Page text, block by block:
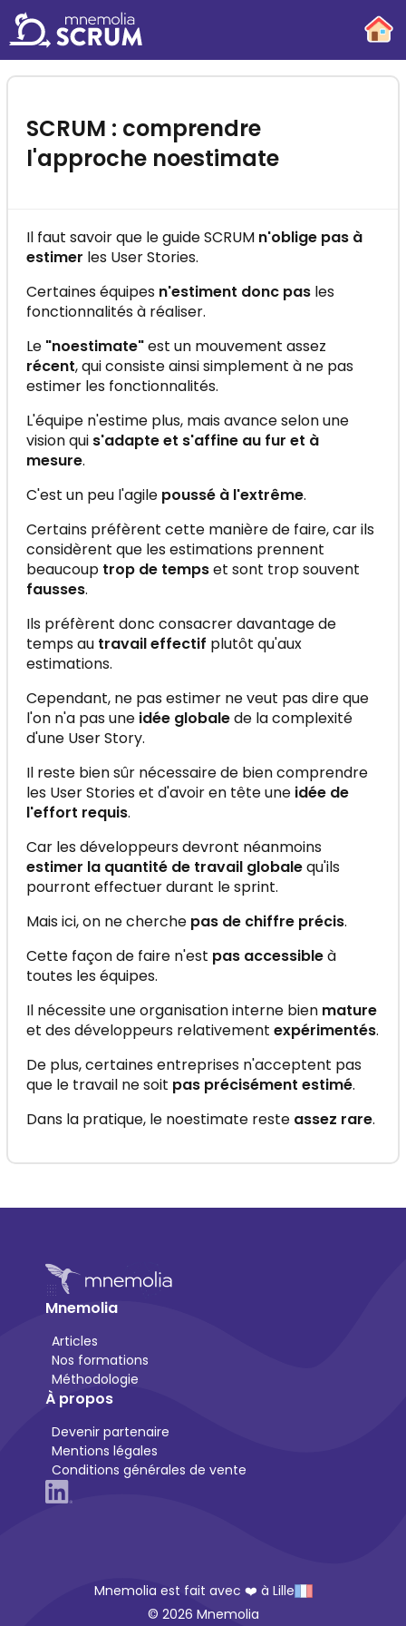
SCRUM : comprendre
l'approche noestimate
Il faut savoir que le guide SCRUM n'oblige pas à
estimer les User Stories.
Certaines équipes n'estiment donc pas les
fonctionnalités à réaliser.
Le "noestimate"est un mouvement assez
récent, qui consiste ainsi simplement à ne pas
estimer les fonctionnalités.
L'équipe n'estime plus, mais avance selon une
vision qui s'adapte et s'affine au fur et à
mesure.
C'est un peu l'agile poussé à l'extrême.
Certains préfèrent cette manière de faire, car ils
considèrent que les estimations prennent
beaucoup trop de tempset sont trop souvent
fausses.
Ils préfèrent donc consacrer davantage de
temps au travail effectif plutôt qu'aux
estimations.
Cependant, ne pas estimer ne veut pas dire que
l'on n'a pas une idée globalede la complexité
d'une User Story.
Il reste bien sûr nécessaire de bien comprendre
les User Stories et d'avoir en tête une idée de
l'effort requis.
Car les développeurs devront néanmoins
estimer la quantité de travail globalequ'ils
pourront effectuer durant le sprint.
Mais ici, on ne cherche pas de chiffre précis.
Cette façon de faire n'est pas accessibleà
toutes les équipes.
Il nécessite une organisation interne bien mature
et des développeurs relativement expérimentés.
De plus, certaines entreprises n'acceptent pas
que le travail ne soit pas précisément estimé.
Dans la pratique, le noestimate reste assez rare.
Mnemolia
Articles
Nos formations
Méthodologie
À propos
Devenir partenaire
Mentions légales
Conditions générales de vente
Mnemolia est fait avec ❤️ à Lille
© 2026 Mnemolia